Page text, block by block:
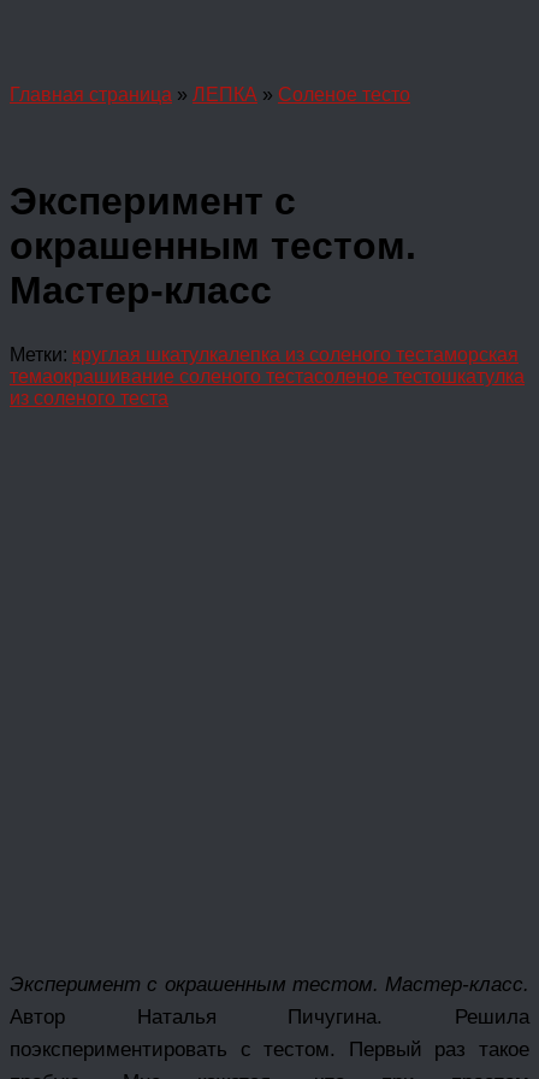
Главная страница » ЛЕПКА » Соленое тесто
Эксперимент с
окрашенным тестом.
Мастер-класс
Метки: круглая шкатулкалепка из соленого тестаморская
темаокрашивание соленого тестасоленое тестошкатулка
из соленого теста
Эксперимент с окрашенным тестом. Мастер-класс.
Автор Наталья Пичугина. Решила
поэкспериментировать с тестом. Первый раз такое